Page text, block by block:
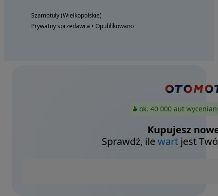
Szamotuły (Wielkopolskie)
Prywatny sprzedawca • Opublikowano
ok. 40 000 aut
Kupujesz
Sprawdź, ilewart jest